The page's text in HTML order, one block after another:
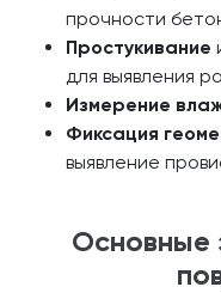
прочности
Простукивание
для выявления
Измерение
Фиксация
выявление
Основные